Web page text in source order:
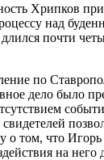
Хрипков
над
почти
по
дело было
свидетелей
о том, что
на него